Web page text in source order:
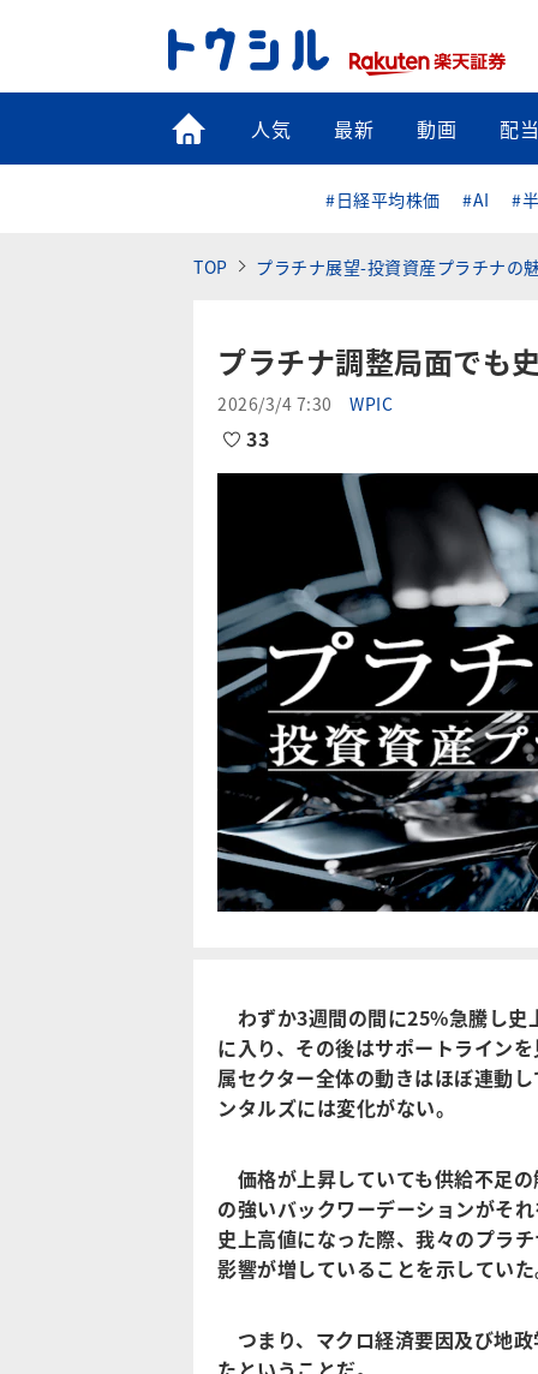
トップ
人気 最新 動画 配当
#日経平均株価 #AI #
TOP プラチナ展望-投資資産プラチナの
プラチナ調整局面でも
2026/3/4 7:30 WPIC
33
わずか3週間の間に25%急騰し史
に入り、その後はサポートライン
属セクター全体の動きはほぼ連動
ンタルズには変化がない。
価格が上昇していても供給不足
の強いバックワーデーションがそ
史上高値になった際、我々のプラ
影響が増していることを示してい
つまり、マクロ経済要因及び地